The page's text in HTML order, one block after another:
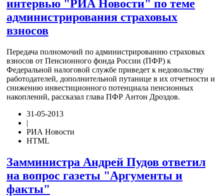
интервью "РИА Новости" по теме
администрирования страховых
взносов
Передача полномочий по администрированию страховых
взносов от Пенсионного фонда России (ПФР) к
Федеральной налоговой службе приведет к недовольству
работодателей, дополнительной путанице в их отчетности и
снижению инвестиционного потенциала пенсионных
накоплений, рассказал глава ПФР Антон Дроздов.
31-05-2013
|
РИА Новости
HTML
Замминистра Андрей Пудов ответил
на вопрос газеты "Аргументы и
факты"